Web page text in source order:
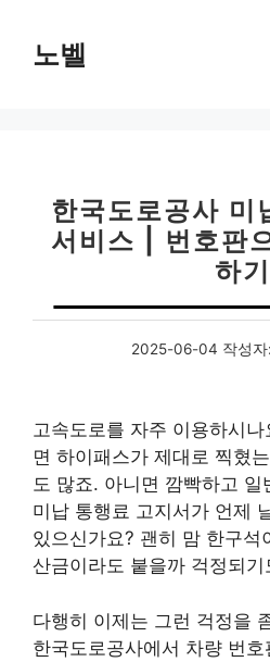
노벨
한국도로공사 미
서비스 | 번호판
하기
2025-06-04 작성자:
고속도로를 자주 이용하시
면 하이패스가 제대로 찍혔
도 많죠. 아니면 깜빡하고 일
미납 통행료 고지서가 언제
있으신가요? 괜히 맘 한구
산금이라도 붙을까 걱정되기
다행히 이제는 그런 걱정을
한국도로공사에서 차량 번